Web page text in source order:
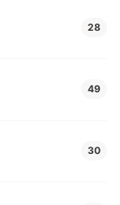
28
49
30